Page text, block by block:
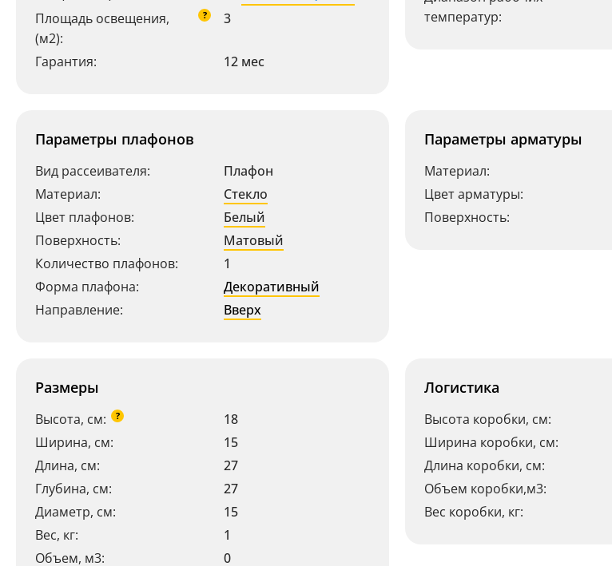
Площадь освещения,
(м2):
? 3
Гарантия: 12 мес
температур:
Параметры плафонов
Вид рассеивателя:
Плафон
Материал:
Стекло
Цвет плафонов:
Белый
Поверхность:
Матовый
Количество плафонов:
1
Форма плафона:
Декоративный
Направление:
Вверх
Параметры арматуры
Материал:
Цвет арматуры:
Поверхность:
Размеры
Высота, см: ?
18
Ширина, см:
15
Длина, см:
27
Глубина, см:
27
Диаметр, см:
15
Вес, кг:
1
Объем, м3:
0
Логистика
Высота коробки, см:
Ширина коробки, см:
Длина коробки, см:
Объем коробки,м3:
Вес коробки, кг: